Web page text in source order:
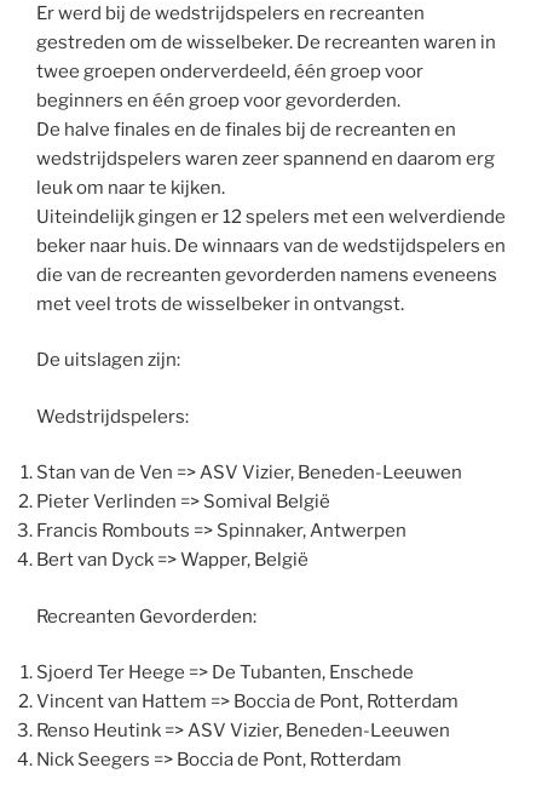
Er werd bij de wedstrijdspelers en recreanten
gestreden om de wisselbeker. De recreanten waren in
twee groepen onderverdeeld, één groep voor
beginners en één groep voor gevorderden.
De halve finales en de finales bij de recreanten en
wedstrijdspelers waren zeer spannend en daarom erg
leuk om naar te kijken.
Uiteindelijk gingen er 12 spelers met een welverdiende
beker naar huis. De winnaars van de wedstijdspelers en
die van de recreanten gevorderden namens eveneens
met veel trots de wisselbeker in ontvangst.
De uitslagen zijn:
Wedstrijdspelers:
Stan van de Ven => ASV Vizier, Beneden-Leeuwen
Pieter Verlinden => Somival België
Francis Rombouts => Spinnaker, Antwerpen
Bert van Dyck => Wapper, België
Recreanten Gevorderden:
Sjoerd Ter Heege => De Tubanten, Enschede
Vincent van Hattem => Boccia de Pont, Rotterdam
Renso Heutink => ASV Vizier, Beneden-Leeuwen
Nick Seegers => Boccia de Pont, Rotterdam